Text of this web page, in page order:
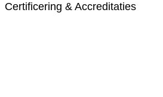
Certificering & Accreditaties